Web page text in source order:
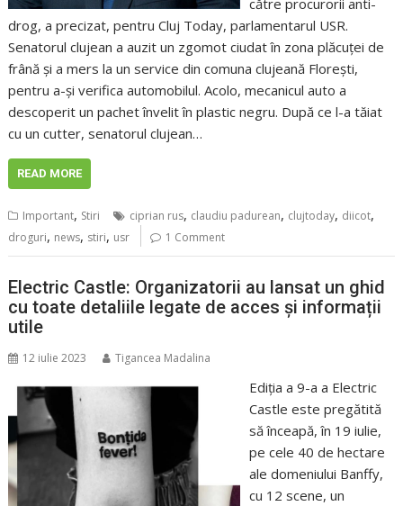
către procurorii anti-
drog, a precizat, pentru Cluj Today, parlamentarul USR.
Senatorul clujean a auzit un zgomot ciudat în zona plăcuței de
frână și a mers la un service din comuna clujeană Florești,
pentru a-și verifica automobilul. Acolo, mecanicul auto a
descoperit un pachet învelit în plastic negru. După ce l-a tăiat
cu un cutter, senatorul clujean…
READ MORE
Important, Stiri ciprian rus, claudiu padurean, clujtoday, diicot,
droguri, news, stiri, usr 1 Comment
Electric Castle: Organizatorii au lansat un ghid
cu toate detaliile legate de acces și informații
utile
12 iulie 2023 Tigancea Madalina
Ediția a 9-a a Electric
Castle este pregătită
să înceapă, în 19 iulie,
pe cele 40 de hectare
ale domeniului Banffy,
cu 12 scene, un